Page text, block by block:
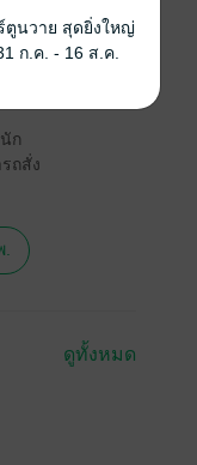
ท (ประหยัด 30%)
างนี้!
ก
ถสั่ง
ดูทั้งหมด
ตูนวาย สุดยิ่งใหญ่
ก.ค. - 16 ส.ค.